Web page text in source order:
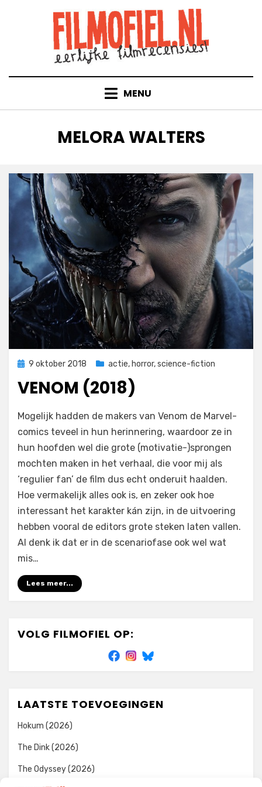
MENU
TAG
:
MELORA WALTERS
Geplaatst
9 oktober 2018 actie, horror,science-fiction
VENOM (2018)
doorFilmofiel.nl
Laat een reactie achterop
(2018)
Mogelijk hadden de makers van Venom de Marvel-
comics teveel in hun herinnering, waardoor ze in
hun hoofden wel die grote (motivatie-)sprongen
mochten maken in het verhaal, die voor mij als
‘regulier fan’ de film dus echt onderuit haalden.
Hoe vermakelijk alles ook is, en zeker ook hoe
interessant het karakter kán zijn, in de uitvoering
hebben vooral de editors grote steken laten vallen.
Al denk ik dat er in de scenariofase ook wel wat
mis…
Lees meer...
VOLG FILMOFIEL OP:
LAATSTE TOEVOEGINGEN
Hokum (2026)
The Dink (2026)
The Odyssey (2026)